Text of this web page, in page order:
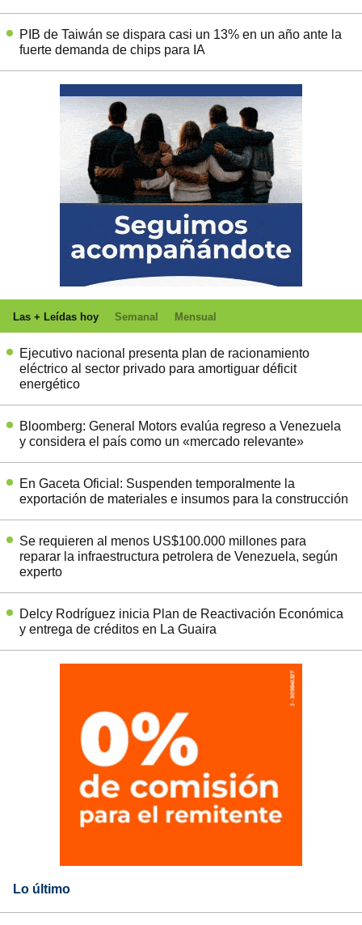
PIB de Taiwán se dispara casi un 13% en un año ante la
fuerte demanda de chips para IA
Las + Leídas hoy Semanal Mensual
Ejecutivo nacional presenta plan de racionamiento
eléctrico al sector privado para amortiguar déficit
energético
Bloomberg: General Motors evalúa regreso a Venezuela
y considera el país como un «mercado relevante»
En Gaceta Oficial: Suspenden temporalmente la
exportación de materiales e insumos para la construcción
Se requieren al menos US$100.000 millones para
reparar la infraestructura petrolera de Venezuela, según
experto
Delcy Rodríguez inicia Plan de Reactivación Económica
y entrega de créditos en La Guaira
Lo último